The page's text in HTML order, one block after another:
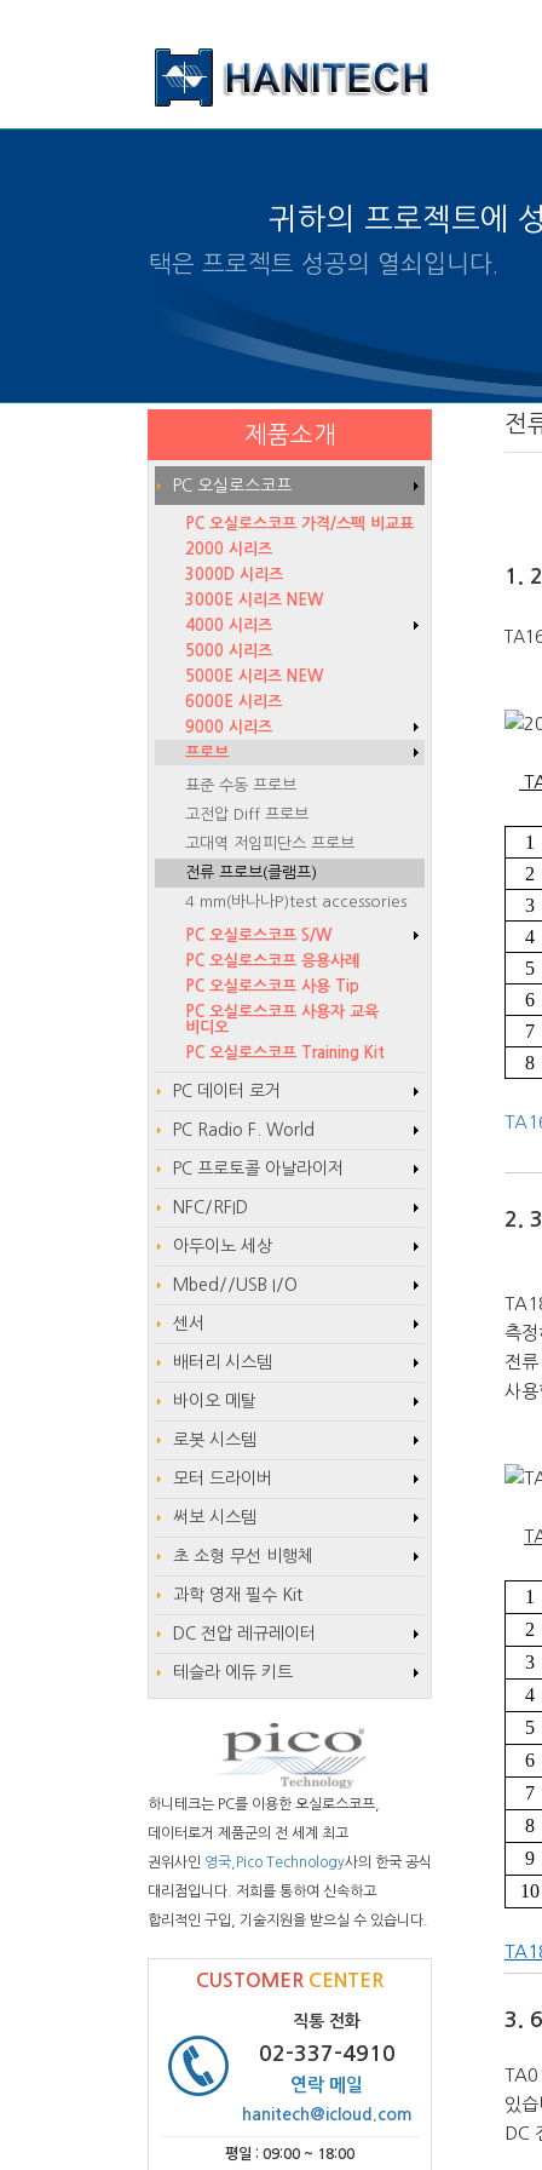
귀하의 프로젝트에
알맞은 제품의 선택은 프
제품소개
PC 오실로스코프
PC 오실로스코프 가격/스펙 비교표
2000 시리즈
3000D 시리즈
3000E 시리즈 NEW
4000 시리즈
5000 시리즈
5000E 시리즈 NEW
6000E 시리즈
9000 시리즈
프로브
표준 수동 프로브
고전압 Diff 프로브
고대역 저임피단스 프로브
전류 프로브(클램프)
4 mm(바나나P)test accessories
PC 오실로스코프 S/W
PC 오실로스코프 응용사례
PC 오실로스코프 사용 Tip
PC 오실로스코프 사용자 교육
비디오
PC 오실로스코프 Training Kit
PC 데이터 로거
PC Radio F. World
PC 프로토콜 아날라이저
NFC/RFID
아두이노 세상
Mbed//USB I/O
센서
배터리 시스템
바이오 메탈
로봇 시스템
모터 드라이버
써보 시스템
초 소형 무선 비행체
과학 영재 필수 Kit
DC 전압 레규레이터
테슬라 에듀 키트
하니테크는 PC를 이용한 오실로스코프,
데이터로거 제품군의 전 세계 최고
권위사인 영국,Pico Technology사의 한국 공식
대리점입니다. 저희를 통하여 신속하고
합리적인 구입, 기술지원을 받으실 수 있습니다.
CUSTOMER CENTER
직통 전화
02-337-4910
연락 메일
hanitech@icloud.com
평일 : 09:00 ~ 18:00
전
1.
1
2
3
4
5
6
7
8
2.
측정
전
사용
1
2
3
4
5
6
7
8
9
10
3.
있
DC